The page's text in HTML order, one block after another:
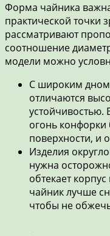
Форма чайника важна
практической точки
рассматривают
соотношение
модели можно
С широким
отличаются
устойчивостью.
огонь конфорки
поверхности, и
Изделия
нужна
обтекает
чайник лучше
чтобы не